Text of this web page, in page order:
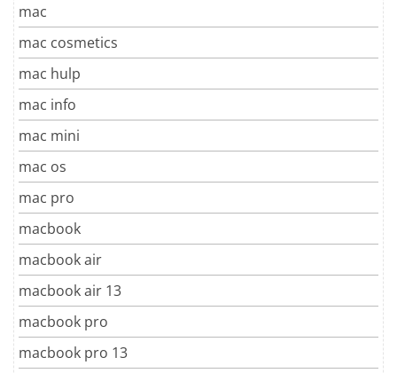
mac
mac cosmetics
mac hulp
mac info
mac mini
mac os
mac pro
macbook
macbook air
macbook air 13
macbook pro
macbook pro 13